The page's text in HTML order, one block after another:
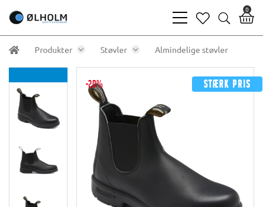
bars
light
heart
search
0
Produkter Støvler Almindelige støvler
-20% Stærk pris